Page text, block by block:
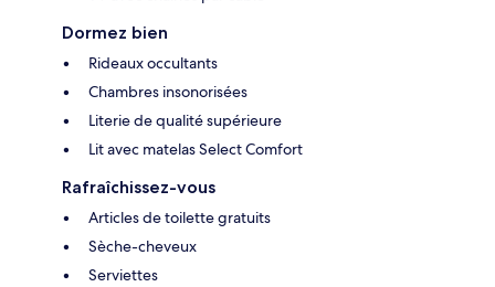
Dormez bien
Rideaux occultants
Chambres insonorisées
Literie de qualité supérieure
Lit avec matelas Select Comfort
Rafraîchissez-vous
Articles de toilette gratuits
Sèche-cheveux
Serviettes